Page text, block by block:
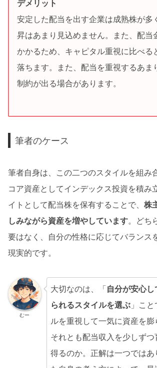
デメリット
安定した配当を出す企業は成熟株が多
昇はあまり見込めません。また、配当
かかるため、キャピタル重視に比べる
落ちます。また、配当を重視するあま
制約が出る場合があります。
筆者のケース
筆者自身は、この二つのスタイルを組み
コア資産としてインデックス投資を積み
イトとして配当株を保有することで、 株
しみながら資産を増やしています。どち
要はなく、自分の性格に応じてバランス
現実的です。
むー
大切なのは、「 自分が安心
られるスタイルを選ぶ」こと
ルを重視して一気に資産を膨
それとも配当収入を少しずつ
得るのか。正解は一つではあ